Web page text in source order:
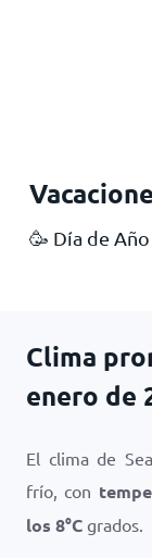
🥳 Día de
Clima
enero de
El clima de
frío, con
los 8°C grados.